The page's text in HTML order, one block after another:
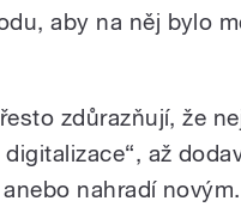
aby na něj bylo
zdůrazňují, že
až
nahradí novým.